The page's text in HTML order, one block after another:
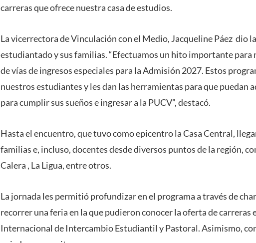
carreras que ofrece nuestra casa de estudios.
La vicerrectora de Vinculación con el Medio, Jacqueline Páez dio
estudiantado y sus familias. “Efectuamos un hito importante
de vías de ingresos especiales para laAdmisión 2027. Estos
nuestros estudiantes y les dan las herramientas para que puedan
para cumplir sus sueños e ingresar a la PUCV”, destacó.
Hasta el encuentro, que tuvo como epicentro laCasa Central,
familias e, incluso, docentes desde diversos puntos de la región,
Calera , La Ligua, entre otros.
La jornada les permitió profundizar en el programa a través de
recorrer una feria en la que pudieron conocer la oferta de carreras
Internacional de Intercambio Estudiantil y Pastoral. Asimismo,